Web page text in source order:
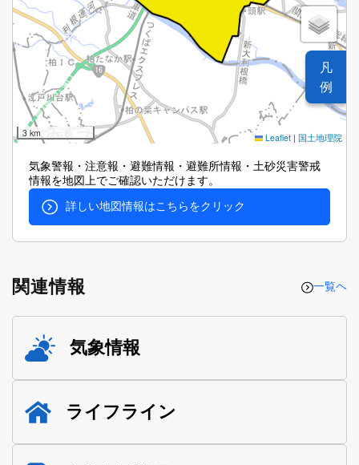
凡
例
3 km Leaflet | 国土地理院
気象警報・注意報・避難情報・避難所情報・土砂災害警戒
情報を地図上でご確認いただけます。
詳しい地図情報はこちらをクリック
関連情報 一覧ヘ
気象情報
ライフライン